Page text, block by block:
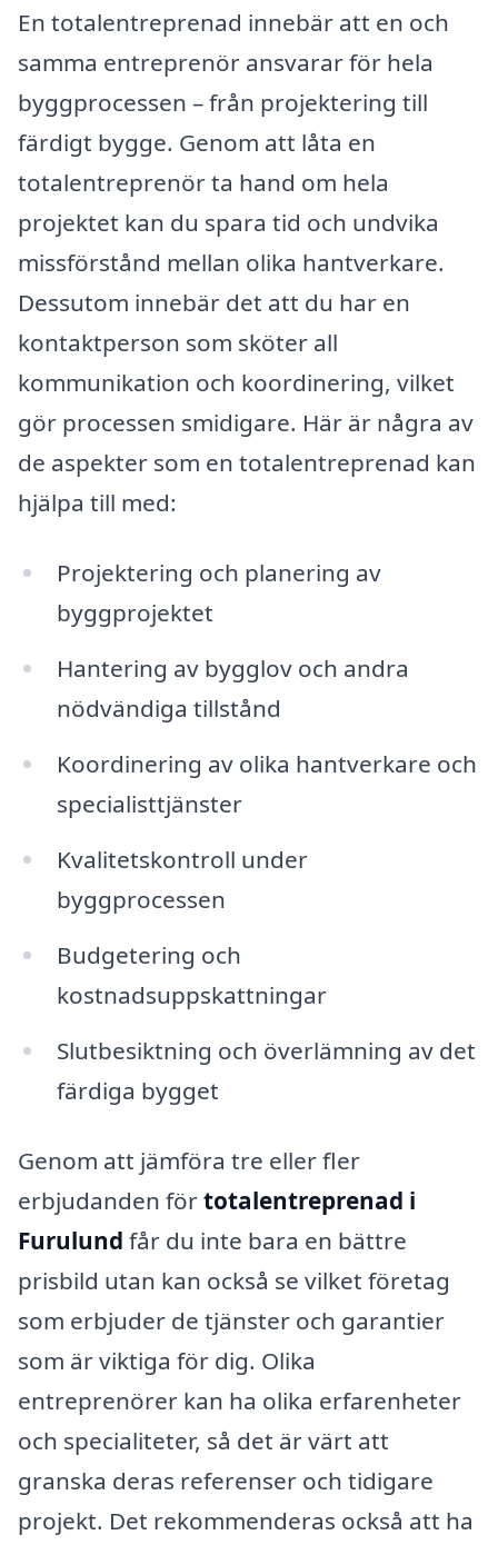
En totalentreprenad innebär att en och
samma entreprenör ansvarar för hela
byggprocessen – från projektering till
färdigt bygge. Genom att låta en
totalentreprenör ta hand om hela
projektet kan du spara tid och undvika
missförstånd mellan olika hantverkare.
Dessutom innebär det att du har en
kontaktperson som sköter all
kommunikation och koordinering, vilket
gör processen smidigare. Här är några av
de aspekter som en totalentreprenad kan
hjälpa till med:
Projektering och planering av
byggprojektet
Hantering av bygglov och andra
nödvändiga tillstånd
Koordinering av olika hantverkare och
specialisttjänster
Kvalitetskontroll under
byggprocessen
Budgetering och
kostnadsuppskattningar
Slutbesiktning och överlämning av det
färdiga bygget
Genom att jämföra tre eller fler
erbjudanden förtotalentreprenad i
Furulund får du inte bara en bättre
prisbild utan kan också se vilket företag
som erbjuder de tjänster och garantier
som är viktiga för dig. Olika
entreprenörer kan ha olika erfarenheter
och specialiteter, så det är värt att
granska deras referenser och tidigare
projekt. Det rekommenderas också att ha